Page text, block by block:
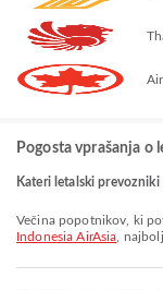
Pogosta vprašanja o
Kateri letalski
Večina popotnikov, ki
Indonesia AirAsia ,